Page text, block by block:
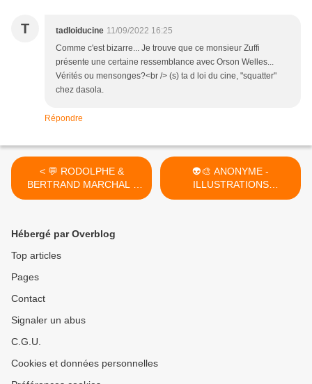
T tadloiducine 11/09/2022 16:25
Comme c'est bizarre... Je trouve que ce monsieur Zuffi
présente une certaine ressemblance avec Orson Welles...
Vérités ou mensonges?<br /> (s) ta d loi du cine, "squatter"
chez dasola.
Répondre
< 💬 RODOLPHE &
BERTRAND MARCHAL -
MEMPHIS (EN 3 TOMES,
👽🎨 ANONYME -
ILLUSTRATIONS
MARTIENNES >
Hébergé par Overblog
Top articles
Pages
Contact
Signaler un abus
C.G.U.
Cookies et données personnelles